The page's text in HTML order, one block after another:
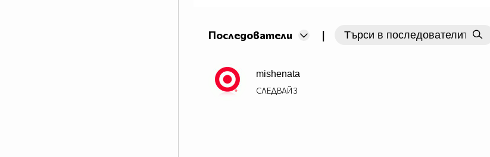
Последователи |
mishenata
СЛЕДВАЙ3